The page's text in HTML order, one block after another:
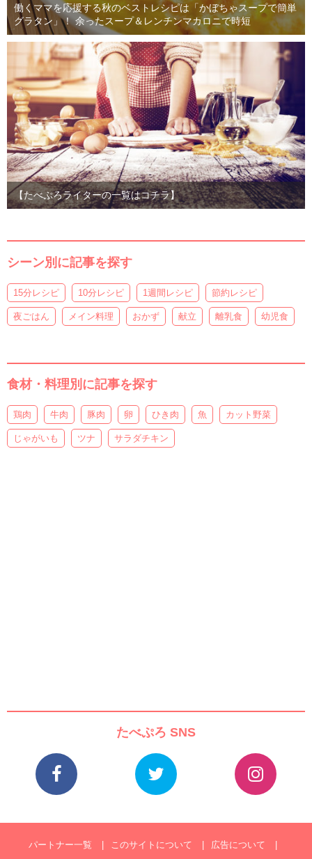
働くママを応援する秋のベストレシピは「かぼちゃスープで簡単
グラタン」！ 余ったスープ＆レンチンマカロニで時短
【たべぷろライターの一覧はコチラ】
シーン別に記事を探す
15分レシピ 10分レシピ 1週間レシピ 節約レシピ
夜ごはん メイン料理 おかず 献立 離乳食 幼児食
食材・料理別に記事を探す
鶏肉 牛肉 豚肉 卵 ひき肉 魚 カット野菜
じゃがいも ツナ サラダチキン
たべぷろ SNS
パートナー一覧 このサイトについて 広告について